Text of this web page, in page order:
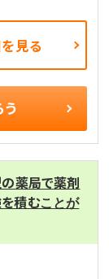
見る
う
薬局で薬剤
積むことが